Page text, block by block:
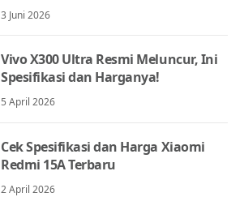
3 Juni 2026
Vivo X300 Ultra Resmi Meluncur, Ini
Spesifikasi dan Harganya!
5 April 2026
Cek Spesifikasi dan Harga Xiaomi
Redmi 15A Terbaru
2 April 2026